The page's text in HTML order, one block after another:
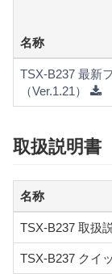
名称
TSX-B237 最新
（Ver.1.21）
取扱説明書
名称
TSX-B237 取扱
TSX-B237 クイ